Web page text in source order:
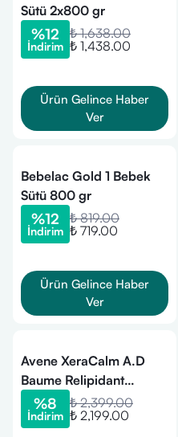
Sütü 2x800 gr
%12
İndirim
₺ 1,638.00
₺ 1,438.00
Ürün Gelince Haber
Ver
Bebelac Gold 1 Bebek
Sütü 800 gr
%12
İndirim
₺ 819.00
₺ 719.00
Ürün Gelince Haber
Ver
Avene XeraCalm A.D
Baume Relipidant
Nemlendirici Balsam
400 ml
%8
İndirim
₺ 2,399.00
₺ 2,199.00